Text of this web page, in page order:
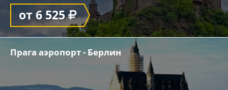
от 6 525
Прага аэропорт - Берлин